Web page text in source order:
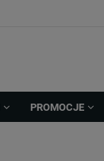
PROMOCJE